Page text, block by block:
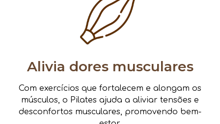
Alivia dores musculares
Com exercícios que fortalecem e alongam os
músculos, o Pilates ajuda a aliviar tensões e
desconfortos musculares, promovendo bem-